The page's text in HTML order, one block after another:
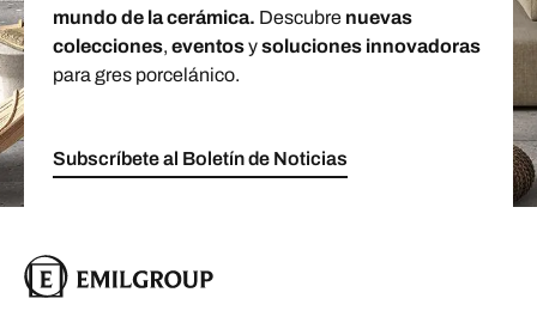
mundo de la cerámica. Descubre nuevas
colecciones, eventosysoluciones innovadoras
para gres porcelánico.
Subscríbete al Boletín de Noticias